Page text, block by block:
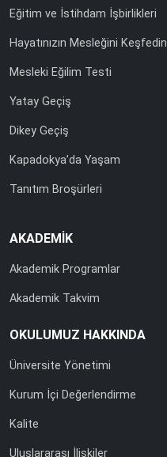
Eğitim ve İstihdam İşbirlikleri
Hayatınızın Mesleğini Keşfedin
Mesleki Eğilim Testi
Yatay Geçiş
Dikey Geçiş
Kapadokya’da Yaşam
Tanıtım Broşürleri
AKADEMİK
Akademik Programlar
Akademik Takvim
OKULUMUZ HAKKINDA
Üniversite Yönetimi
Kurum İçi Değerlendirme
Kalite
Uluslararası İlişkiler